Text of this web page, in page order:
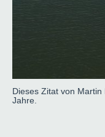
Dieses Zitat von
Jahre.